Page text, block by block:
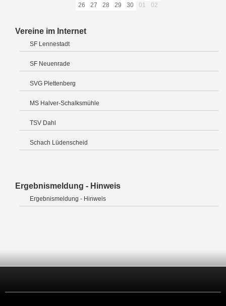
26
27 28 29 30 01 02
Vereine im Internet
SF Lennestadt
SF Neuenrade
SVG Plettenberg
MS Halver-Schalksmühle
TSV Dahl
Schach Lüdenscheid
Ergebnismeldung - Hinweis
Ergebnismeldung - Hinweis